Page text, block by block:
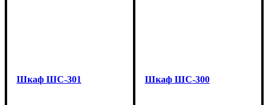
Шкаф ШС-301 Шкаф ШС-300